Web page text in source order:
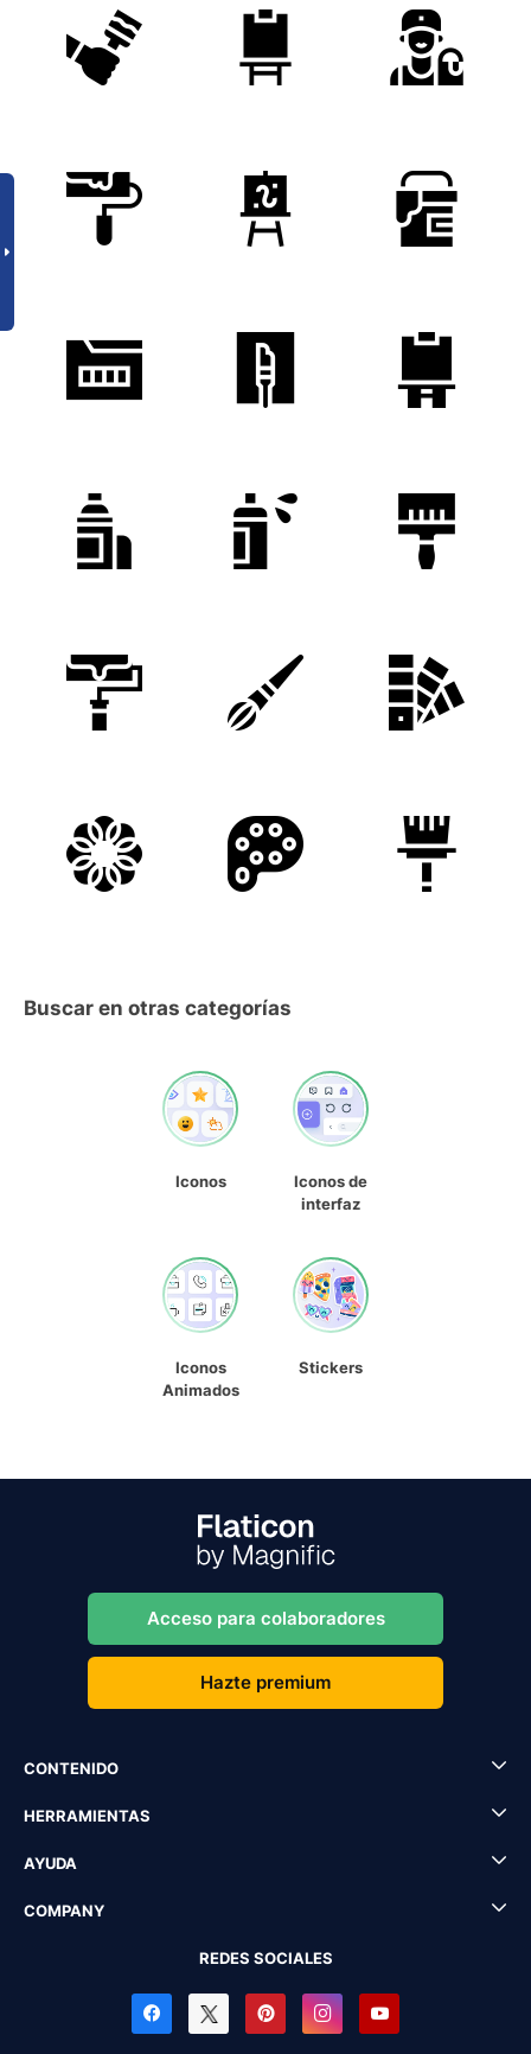
Buscar en otras categorías
Iconos
Iconos de
interfaz
Iconos
Animados
Stickers
Acceso para colaboradores
Hazte premium
CONTENIDO
HERRAMIENTAS
AYUDA
COMPANY
REDES SOCIALES